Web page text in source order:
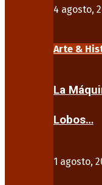
4 agosto,
Arte &
La
Lobos…
1 agosto,